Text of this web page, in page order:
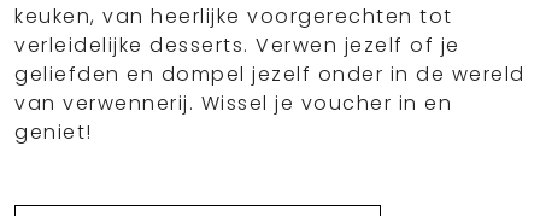
keuken, van heerlijke voorgerechten tot
verleidelijke desserts. Verwen jezelf of je
geliefden en dompel jezelf onder in de wereld
van verwennerij. Wissel je voucher in en
geniet!